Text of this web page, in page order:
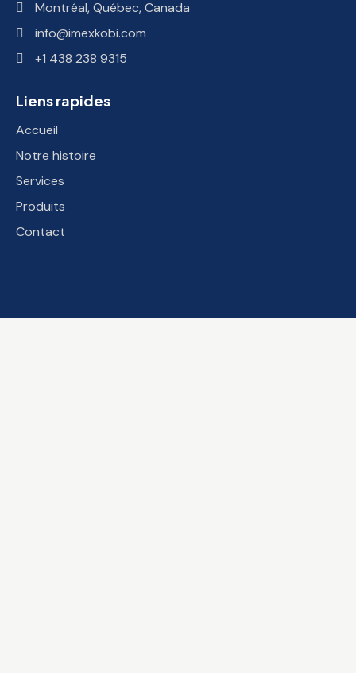
Montréal, Québec, Canada
info@imexkobi.com
+1 438 238 9315
Liens rapides
Accueil
Notre histoire
Services
Produits
Contact